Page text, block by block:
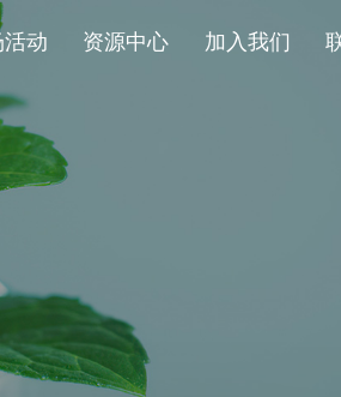
动 资源中心 加入我们